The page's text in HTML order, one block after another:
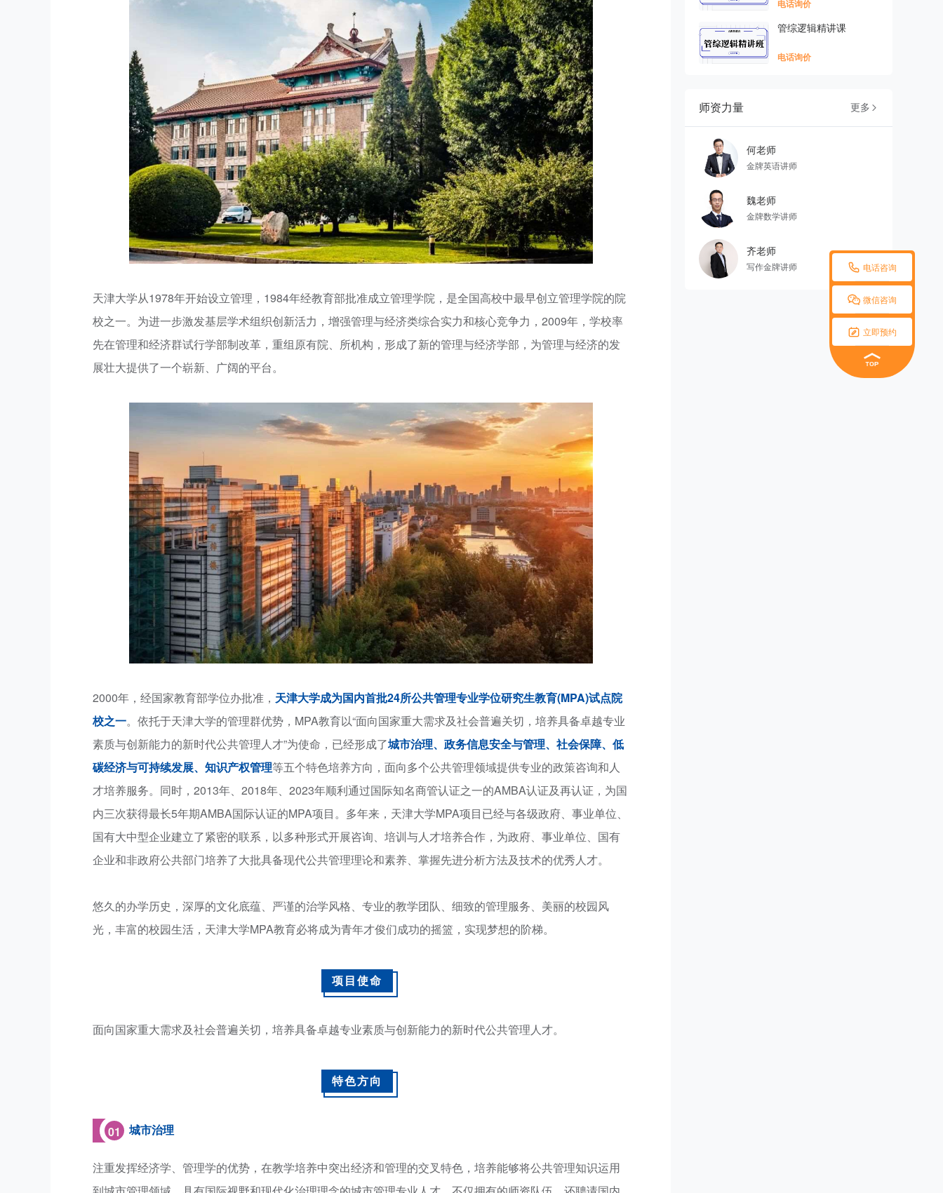
 电话咨询
 微信咨询
 立即预约
天津大学从1978年开始设立管理，1984年经教育部批准成立管理学院，是全国高校中最早创立管理学院的院
校之一。为进一步激发基层学术组织创新活力，增强管理与经济类综合实力和核心竞争力，2009年，学校率
先在管理和经济群试行学部制改革，重组原有院、所机构，形成了新的管理与经济学部，为管理与经济的发
展壮大提供了一个崭新、广阔的平台。
2000年，经国家教育部学位办批准， 天津大学成为国内首批24所公共管理专业学位研究生教育(MPA)试点院
校之一。依托于天津大学的管理群优势，MPA教育以“面向国家重大需求及社会普遍关切，培养具备卓越专业
素质与创新能力的新时代公共管理人才”为使命，已经形成了城市治理、政务信息安全与管理、社会保障、低
碳经济与可持续发展、知识产权管理等五个特色培养方向，面向多个公共管理领域提供专业的政策咨询和人
才培养服务。同时，2013年、2018年、2023年顺利通过国际知名商管认证之一的AMBA认证及再认证，为国
内三次获得最长5年期AMBA国际认证的MPA项目。多年来，天津大学MPA项目已经与各级政府、事业单位、
国有大中型企业建立了紧密的联系，以多种形式开展咨询、培训与人才培养合作，为政府、事业单位、国有
企业和非政府公共部门培养了大批具备现代公共管理理论和素养、掌握先进分析方法及技术的优秀人才。
悠久的办学历史，深厚的文化底蕴、严谨的治学风格、专业的教学团队、细致的管理服务、美丽的校园风
光，丰富的校园生活，天津大学MPA教育必将成为青年才俊们成功的摇篮，实现梦想的阶梯。
项目使命
面向国家重大需求及社会普遍关切，培养具备卓越专业素质与创新能力的新时代公共管理人才。
特色方向
01 城市治理
注重发挥经济学、管理学的优势，在教学培养中突出经济和管理的交叉特色，培养能够将公共管理知识运用
电话询价
管综逻辑精讲课
电话询价
师资力量 更多 
何老师
金牌英语讲师
魏老师
金牌数学讲师
齐老师
写作金牌讲师